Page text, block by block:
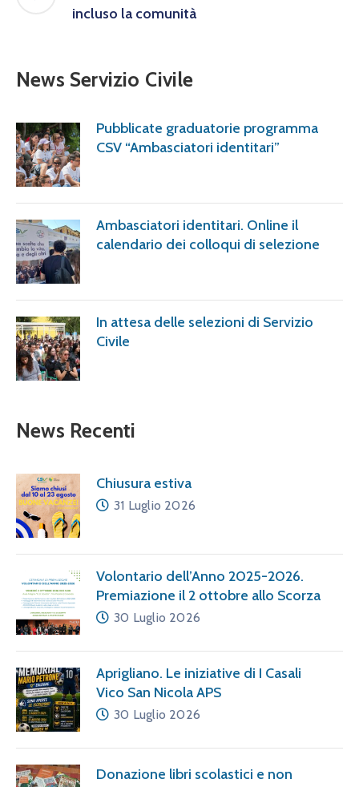
incluso la comunità
News Servizio Civile
Pubblicate graduatorie programma
CSV “Ambasciatori identitari”
Ambasciatori identitari. Online il
calendario dei colloqui di selezione
In attesa delle selezioni di Servizio
Civile
News Recenti
Chiusura estiva
31 Luglio 2026
Volontario dell’Anno 2025-2026.
Premiazione il 2 ottobre allo Scorza
30 Luglio 2026
Aprigliano. Le iniziative di I Casali
Vico San Nicola APS
30 Luglio 2026
Donazione libri scolastici e non